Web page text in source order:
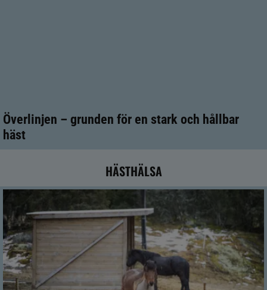
Överlinjen – grunden för en stark och hållbar
häst
HÄSTHÄLSA